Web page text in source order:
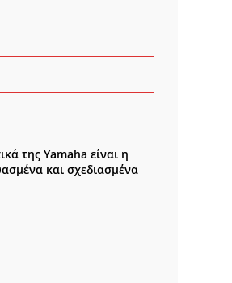
της Yamaha είναι η
και σχεδιασμένα